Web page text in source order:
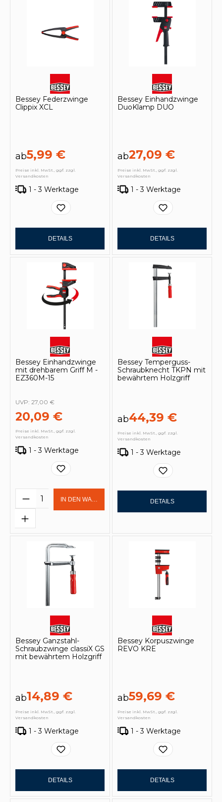
Bessey Federzwinge
Clippix XCL
ab5,99 €
Preise inkl. MwSt., ggf. zzgl.
Versandkosten
1 - 3 Werktage
DETAILS
Bessey Einhandzwinge
DuoKlamp DUO
ab27,09 €
Preise inkl. MwSt., ggf. zzgl.
Versandkosten
1 - 3 Werktage
DETAILS
Bessey Einhandzwinge
mit drehbarem Griff M -
EZ360M-15
20,09 €
UVP: 27,00 €
Preise inkl. MwSt., ggf. zzgl.
Versandkosten
1 - 3 Werktage
Produkt Anzahl: Gib den
IN DEN WARENKORB
Bessey Temperguss-
Schraubknecht TKPN mit
bewährtem Holzgriff
ab44,39 €
Preise inkl. MwSt., ggf. zzgl.
Versandkosten
1 - 3 Werktage
DETAILS
Bessey Ganzstahl-
Schraubzwinge classiX GS
mit bewährtem Holzgriff
ab14,89 €
Preise inkl. MwSt., ggf. zzgl.
Versandkosten
1 - 3 Werktage
DETAILS
Bessey Korpuszwinge
REVO KRE
ab59,69 €
Preise inkl. MwSt., ggf. zzgl.
Versandkosten
1 - 3 Werktage
DETAILS